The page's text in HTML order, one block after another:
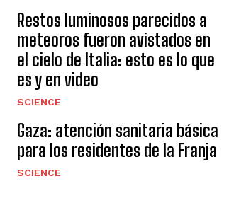
Restos luminosos parecidos a
meteoros fueron avistados en
el cielo de Italia: esto es lo que
es y en video
SCIENCE
Gaza: atención sanitaria básica
para los residentes de la Franja
SCIENCE